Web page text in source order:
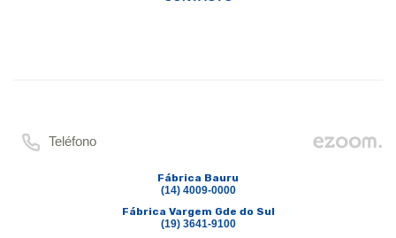
Teléfono
Fábrica Bauru
(14) 4009-0000
Fábrica Vargem Gde do Sul
(19) 3641-9100